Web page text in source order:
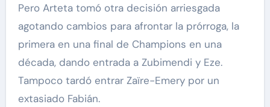
Pero Arteta tomó otra decisión arriesgada
agotando cambios para afrontar la prórroga, la
primera en una final de Champions en una
década, dando entrada a Zubimendi y Eze.
Tampoco tardó entrar Zaïre-Emery por un
extasiado Fabián.